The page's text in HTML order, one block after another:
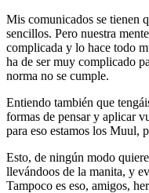
Mis comunicados se tienen
sencillos. Pero nuestra
complicada y lo hace todo
ha de ser muy complicado
norma no se cumple.
Entiendo también que
formas de pensar y aplicar
para eso estamos los Muul,
Esto, de ningún modo
llevándoos de la manita, y
Tampoco es eso, amigos,